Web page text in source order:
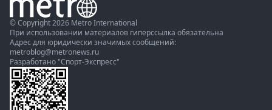
© Copyright 2026 Metro International
При использовании материалов гиперссылка обязательна
Адрес для юридически значимых сообщений:
metroblog@metronews.ru
Разработано "Спорт-Экспресс"